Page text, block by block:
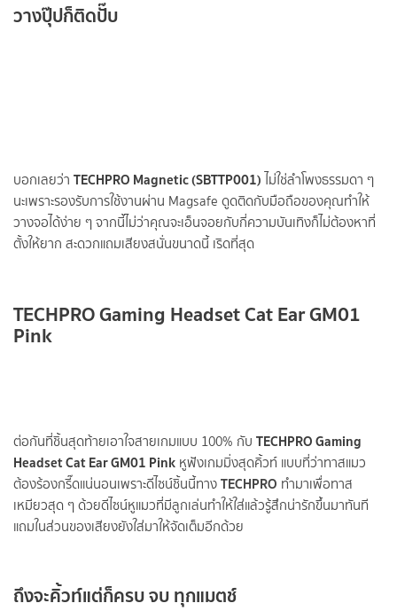
วางปุ๊ปก็ติดปั๊บ
บอกเลยว่า TECHPRO Magnetic (SBTTP001) ไม่ใช่ลำโพงธรรมดา ๆ
นะเพราะรองรับการใช้งานผ่าน Magsafe ดูดติดกับมือถือของคุณทำให้
วางจอได้ง่าย ๆ จากนี้ไม่ว่าคุณจะเอ็นจอยกับกี่ความบันเทิงก็ไม่ต้องหาที่
ตั้งให้ยาก สะดวกแถมเสียงสนั่นขนาดนี้ เริดที่สุด
TECHPRO Gaming Headset Cat Ear GM01
Pink
ต่อกันที่ชิ้นสุดท้ายเอาใจสายเกมแบบ 100% กับ TECHPRO Gaming
Headset Cat Ear GM01 Pink หูฟังเกมมิ่งสุดคิ้วท์ แบบที่ว่าทาสแมว
ต้องร้องกรี๊ดแน่นอนเพราะดีไซน์ชิ้นนี้ทางTECHPRO ทำมาเพื่อทาส
เหมียวสุด ๆ ด้วยดีไซน์หูแมวที่มีลูกเล่นทำให้ใส่แล้วรู้สึกน่ารักขึ้นมาทันที
แถมในส่วนของเสียงยังใส่มาให้จัดเต็มอีกด้วย
ถึงจะคิ้วท์แต่ก็ครบ จบ ทุกแมตช์